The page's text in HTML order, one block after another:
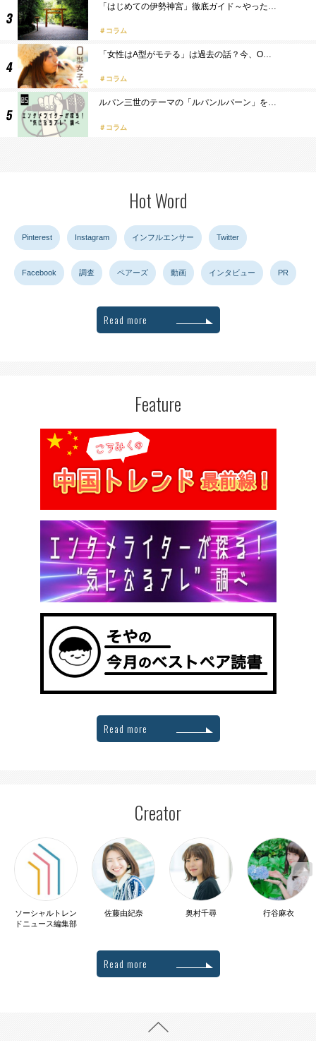
「はじめての伊勢神宮」徹底ガイド～やった…
コラム
「女性はA型がモテる」は過去の話？今、O…
コラム
ルパン三世のテーマの「ルパンルパーン」を…
コラム
Hot Word
Pinterest Instagram インフルエンサー Twitter
Facebook 調査 ペアーズ 動画 インタビュー PR
Read more
Feature
Read more
Creator
ソーシャルトレン
ドニュース編集部
佐藤由紀奈 奥村千尋 行谷麻衣
Read more